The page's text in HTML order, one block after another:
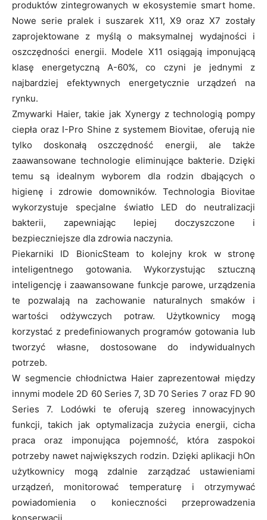
produktów zintegrowanych w ekosystemie smart home.
Nowe serie pralek i suszarek X11, X9 oraz X7 zostały
zaprojektowane z myślą o maksymalnej wydajności i
oszczędności energii. Modele X11 osiągają imponującą
klasę energetyczną A-60%, co czyni je jednymi z
najbardziej efektywnych energetycznie urządzeń na
rynku.
Zmywarki Haier, takie jak Xynergy z technologią pompy
ciepła oraz I-Pro Shine z systemem Biovitae, oferują nie
tylko doskonałą oszczędność energii, ale także
zaawansowane technologie eliminujące bakterie. Dzięki
temu są idealnym wyborem dla rodzin dbających o
higienę i zdrowie domowników. Technologia Biovitae
wykorzystuje specjalne światło LED do neutralizacji
bakterii, zapewniając lepiej doczyszczone i
bezpieczniejsze dla zdrowia naczynia.
Piekarniki ID BionicSteam to kolejny krok w stronę
inteligentnego gotowania. Wykorzystując sztuczną
inteligencję i zaawansowane funkcje parowe, urządzenia
te pozwalają na zachowanie naturalnych smaków i
wartości odżywczych potraw. Użytkownicy mogą
korzystać z predefiniowanych programów gotowania lub
tworzyć własne, dostosowane do indywidualnych
potrzeb.
W segmencie chłodnictwa Haier zaprezentował między
innymi modele 2D 60 Series 7, 3D 70 Series 7 oraz FD 90
Series 7. Lodówki te oferują szereg innowacyjnych
funkcji, takich jak optymalizacja zużycia energii, cicha
praca oraz imponująca pojemność, która zaspokoi
potrzeby nawet największych rodzin. Dzięki aplikacji hOn
użytkownicy mogą zdalnie zarządzać ustawieniami
urządzeń, monitorować temperaturę i otrzymywać
powiadomienia o konieczności przeprowadzenia